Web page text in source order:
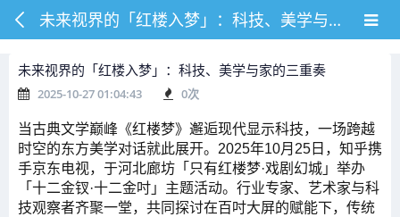
未来视界的「红楼入梦」：科技、美学与家的三重奏
未来视界的「红楼入梦」：科技、美学与家的三重奏
2025-10-27 01:04:43 0次
当古典文学巅峰《红楼梦》邂逅现代显示科技，一场跨越
时空的东方美学对话就此展开。2025年10月25日，知乎携
手京东电视，于河北廊坊「只有红楼梦·戏剧幻城」举办
「十二金钗·十二金吋」主题活动。行业专家、艺术家与科
技观察者齐聚一堂，共同探讨在百吋大屏的赋能下，传统